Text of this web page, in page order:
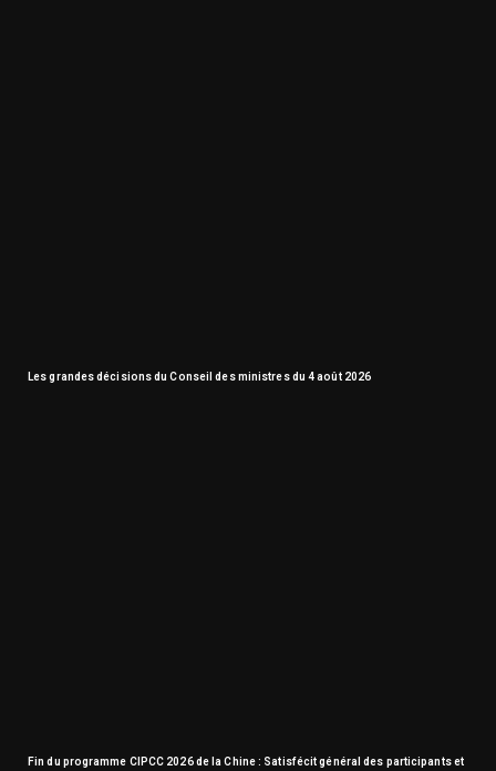
Les grandes décisions du Conseil des ministres du 4 août 2026
Fin du programme CIPCC 2026 de la Chine : Satisfécit général des participants et